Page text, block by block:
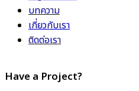
บทความ
เกี่ยวกับเรา
ติดต่อเรา
Have a Project?